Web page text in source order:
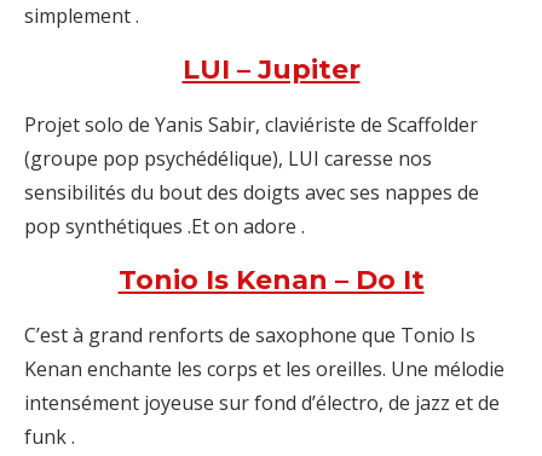
simplement .
LUI – Jupiter
Projet solo de Yanis Sabir, claviériste de Scaffolder
(groupe pop psychédélique), LUI caresse nos
sensibilités du bout des doigts avec ses nappes de
pop synthétiques .Et on adore .
Tonio Is Kenan – Do It
C’est à grand renforts de saxophone que Tonio Is
Kenan enchante les corps et les oreilles. Une mélodie
intensément joyeuse sur fond d’électro, de jazz et de
funk .